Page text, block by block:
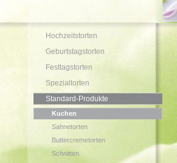
Hochzeitstorten
Geburtstagstorten
Festtagstorten
Spezialtorten
Standard-Produkte
Kuchen
Sahnetorten
Buttercremetorten
Schnitten